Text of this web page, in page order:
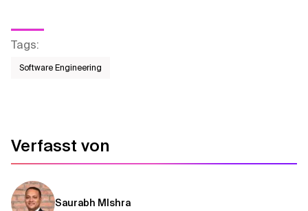
Tags:
Software Engineering
Verfasst von
Saurabh MIshra